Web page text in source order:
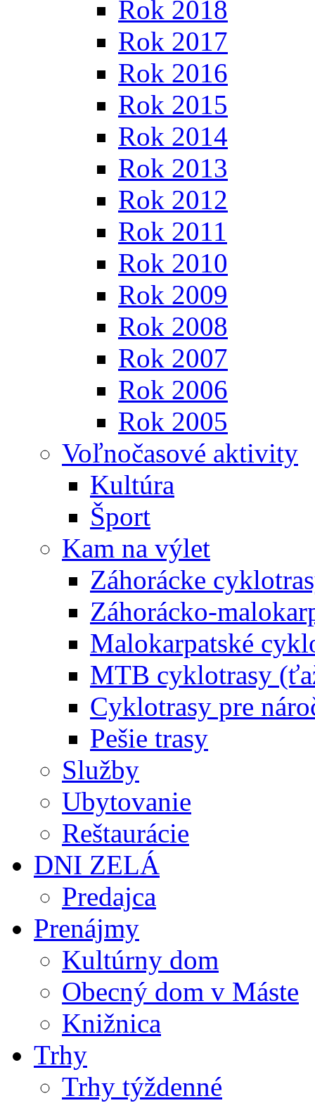
Rok 2018
Rok 2017
Rok 2016
Rok 2015
Rok 2014
Rok 2013
Rok 2012
Rok 2011
Rok 2010
Rok 2009
Rok 2008
Rok 2007
Rok 2006
Rok 2005
Voľnočasové aktivity
Kultúra
Šport
Kam na výlet
Záhorácke
Záhorácko-
Malokarpatské
MTB cyklotrasy
Cyklotrasy pre
Pešie trasy
Služby
Ubytovanie
Reštaurácie
DNI ZELÁ
Predajca
Prenájmy
Kultúrny dom
Obecný dom v Máste
Knižnica
Trhy
Trhy týždenné